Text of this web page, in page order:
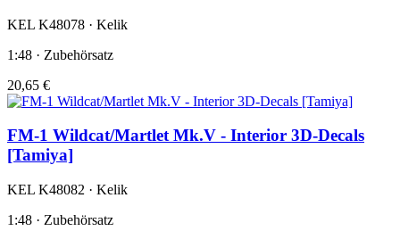
KEL K48078 · Kelik
1:48 · Zubehörsatz
20,65 €
FM-1 Wildcat/Martlet Mk.V - Interior 3D-Decals
[Tamiya]
KEL K48082 · Kelik
1:48 · Zubehörsatz